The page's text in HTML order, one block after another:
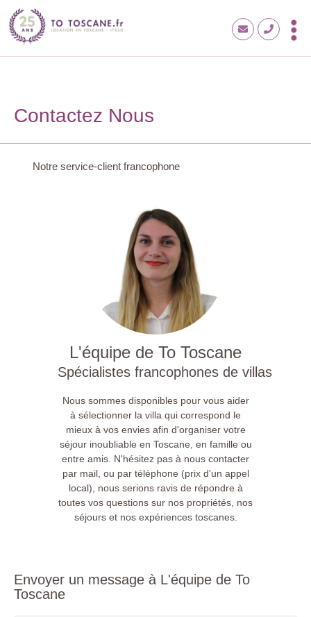
Contactez Nous
Notre service-client francophone
L'équipe de To Toscane
Spécialistes francophones de villas
Nous sommes disponibles pour vous aider
à sélectionner la villa qui correspond le
mieux à vos envies afin d'organiser votre
séjour inoubliable en Toscane, en famille ou
entre amis. N'hésitez pas à nous contacter
par mail, ou par téléphone (prix d'un appel
local), nous serions ravis de répondre à
toutes vos questions sur nos propriétés, nos
séjours et nos expériences toscanes.
Envoyer un message à L'équipe de To
Toscane